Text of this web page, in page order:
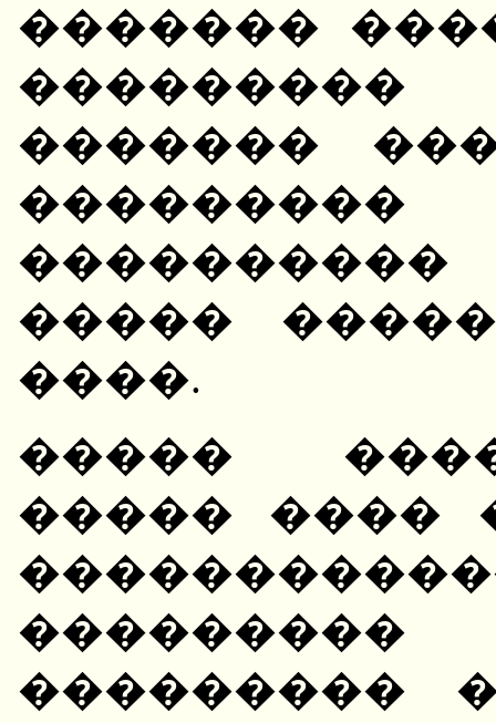
�������
�������
�����
����.
�����
����� ����
���������